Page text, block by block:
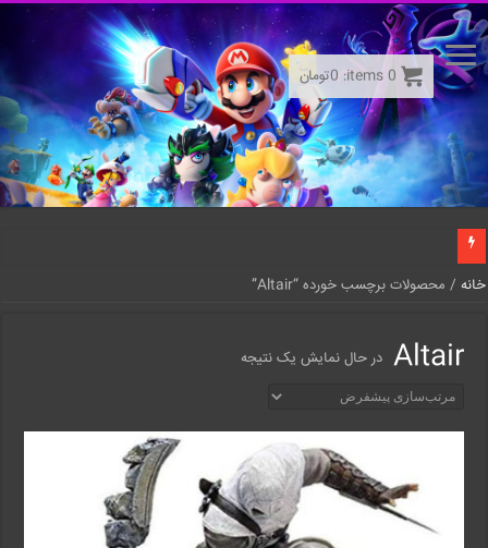
خانه / محصولات برچسب خورده “Altair”
Altair در حال نمایش یک نتیجه
0
items:
0تومان